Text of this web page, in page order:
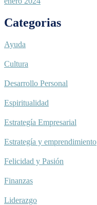
Categorias
Ayuda
Cultura
Desarrollo Personal
Espiritualidad
Estrategía Empresarial
Estrategía y emprendimiento
Felicidad y Pasión
Finanzas
Liderazgo